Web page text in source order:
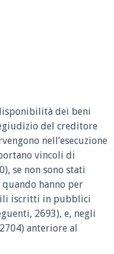
dei beni
del creditore
nell’esecuzione
vincoli di
se non sono stati
hanno per
iscritti in pubblici
2693), e, negli
anteriore al